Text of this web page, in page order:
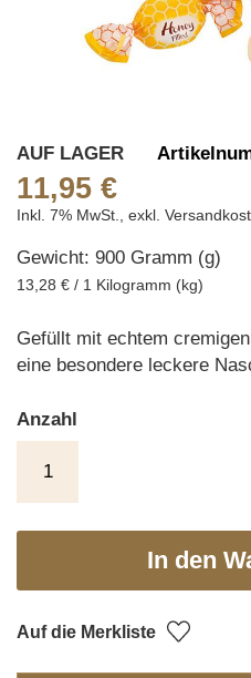
Skip
to
the
of
the
gallery
AUF LAGER
11,95 €
Inkl. 7% MwSt., exkl.
Gewicht: 900 Gramm (g)
13,28 € / 1 Kilogramm (kg)
Gefüllt mit echtem
eine besondere leckere
Anzahl
In den
Auf die Merkliste